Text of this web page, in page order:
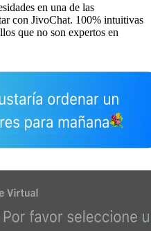
en una de las
con JivoChat. 100% intuitivas
que no son expertos en